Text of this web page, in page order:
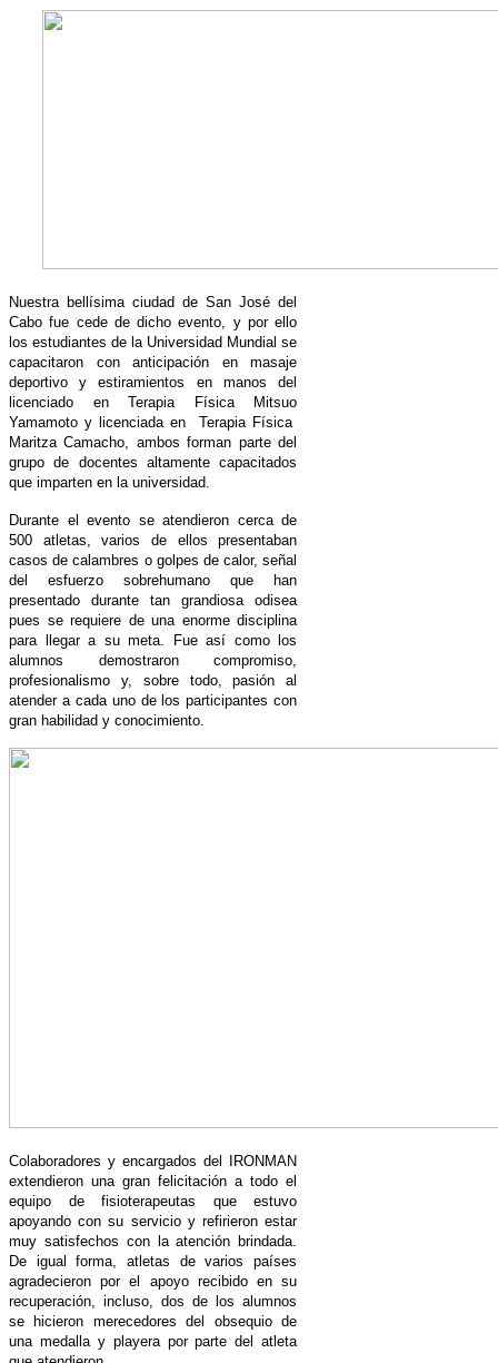
Nuestra bellísima ciudad de San José del
Cabo fue cede de dicho evento, y por ello
los estudiantes de la Universidad Mundial se
capacitaron con anticipación en masaje
deportivo y estiramientos en manos del
licenciado en Terapia Física Mitsuo
Yamamoto y licenciada en Terapia Física
Maritza Camacho, ambos forman parte del
grupo de docentes altamente capacitados
que imparten en la universidad.
Durante el evento se atendieron cerca de
500 atletas, varios de ellos presentaban
casos de calambres o golpes de calor, señal
del esfuerzo sobrehumano que han
presentado durante tan grandiosa odisea
pues se requiere de una enorme disciplina
para llegar a su meta. Fue así como los
alumnos demostraron compromiso,
profesionalismo y, sobre todo, pasión al
atender a cada uno de los participantes con
gran habilidad y conocimiento.
Colaboradores y encargados del IRONMAN
extendieron una gran felicitación a todo el
equipo de fisioterapeutas que estuvo
apoyando con su servicio y refirieron estar
muy satisfechos con la atención brindada.
De igual forma, atletas de varios países
agradecieron por el apoyo recibido en su
recuperación, incluso, dos de los alumnos
se hicieron merecedores del obsequio de
una medalla y playera por parte del atleta